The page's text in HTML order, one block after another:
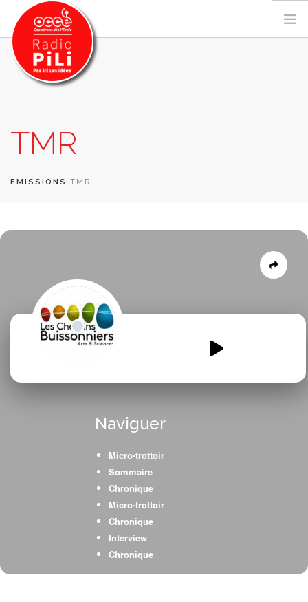
GRILLE DES PROGRAMMES
EMISSIONS / PODCASTS
CONTACT
TMR
EMISSIONS TMR
Naviguer
Micro-trottoir
Sommaire
Chronique
Micro-trottoir
Chronique
Interview
Chronique